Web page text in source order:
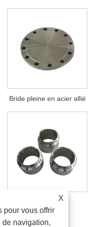
Bride pleine en acier allié
Bride spéciale
X
pour vous offrir
navigation,